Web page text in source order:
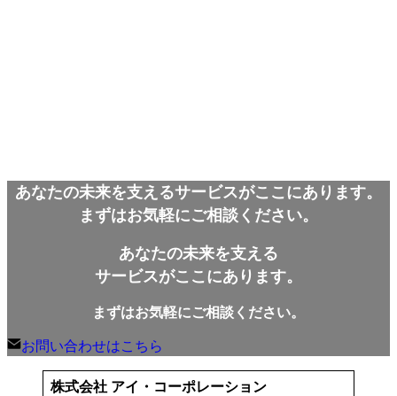
あなたの未来を支えるサービスがここにあります。
まずはお気軽にご相談ください。
あなたの未来を支える
サービスがここにあります。
まずはお気軽にご相談ください。
お問い合わせはこちら
株式会社 アイ・コーポレーション